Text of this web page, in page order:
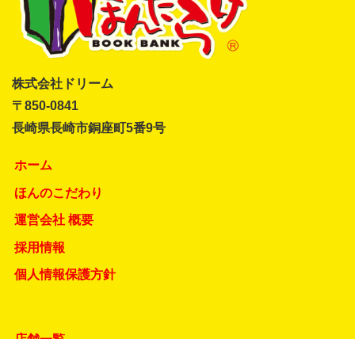
株式会社ドリーム
〒850-0841
長崎県長崎市銅座町5番9号
ホーム
ほんのこだわり
運営会社 概要
採用情報
個人情報保護方針